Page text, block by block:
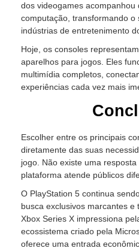
dos videogames
computação, transformando
indústrias de entretenimento
Hoje, os consoles
aparelhos para jogos. Eles
multimídia completos,
experiências cada vez mais
Escolher entre os principais
diretamente das suas
jogo. Não existe uma
plataforma atende públicos
O PlayStation 5 continua
busca exclusivos marcantes e
Xbox Series X impressiona
ecossistema criado pela
oferece uma entrada